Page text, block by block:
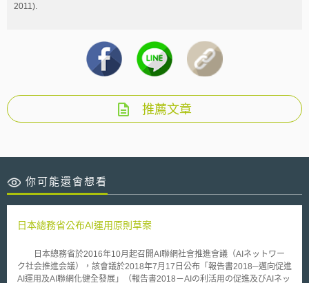
2011).
推薦文章
你可能還會想看
日本總務省公布AI運用原則草案
日本總務省於2016年10月起召開AI聯網社會推進會議（AIネットワー
ク社会推進会議），該會議於2018年7月17日公布「報告書2018─邁向促進
AI運用及AI聯網化健全發展」（報告書2018－AIの利活用の促進及びAIネッ